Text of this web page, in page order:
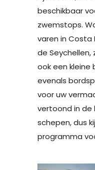
beschikbaar
zwemstops.
varen in Costa
de Seychellen,
ook een kleine
evenals
voor uw
vertoond in de
schepen, dus
programma